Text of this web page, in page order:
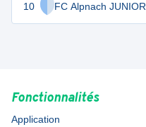
10 FC Alpnach JUNIOR
1
Fonctionnalités
Application